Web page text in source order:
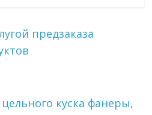
предзаказа
куска фанеры,